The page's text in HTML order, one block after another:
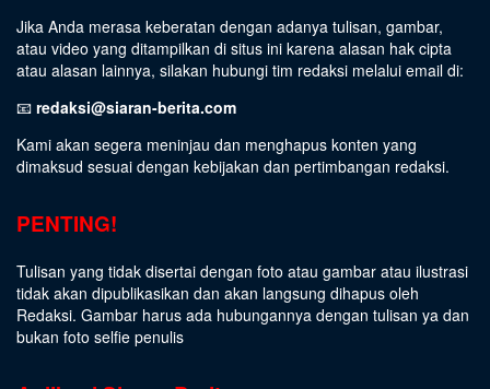
Jika Anda merasa keberatan dengan adanya tulisan, gambar,
atau video yang ditampilkan di situs ini karena alasan hak cipta
atau alasan lainnya, silakan hubungi tim redaksi melalui email di:
📧 redaksi@siaran-berita.com
Kami akan segera meninjau dan menghapus konten yang
dimaksud sesuai dengan kebijakan dan pertimbangan redaksi.
PENTING!
Tulisan yang tidak disertai dengan foto atau gambar atau ilustrasi
tidak akan dipublikasikan dan akan langsung dihapus oleh
Redaksi. Gambar harus ada hubungannya dengan tulisan ya dan
bukan foto selfie penulis